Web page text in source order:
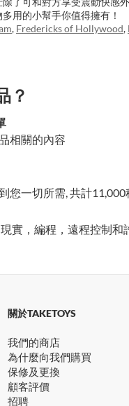
用的小幫手你值得擁有！
, Fredericks of Hollywood,
？
相關的內容
您一切所需, 共計11,000
實，編程，遠程控制
關於TAKETOYS
我們的商店
為什麼向我們購買
保修及更換
顧客評價
招聘